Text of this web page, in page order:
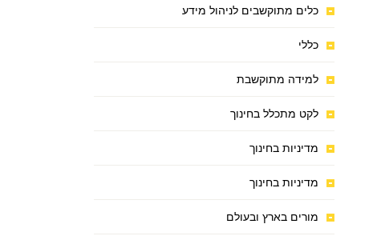
כלים מתוקשבים לניהול מידע
כללי
למידה מתוקשבת
לקט מתכלל בחינוך
מדיניות בחינוך
מדיניות בחינוך
מורים בארץ ובעולם